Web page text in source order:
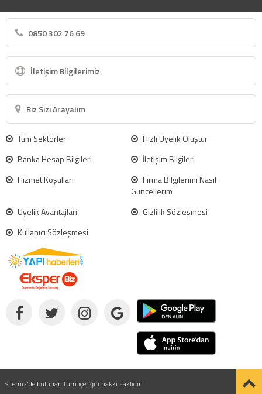
0850 302 76 69
İletişim Bilgilerimiz
Biz Sizi Arayalım
Tüm Sektörler
Hızlı Üyelik Oluştur
Banka Hesap Bilgileri
İletişim Bilgileri
Hizmet Koşulları
Firma Bilgilerimi Nasıl
Güncellerim
Üyelik Avantajları
Gizlilik Sözleşmesi
Kullanıcı Sözleşmesi
Sitemiz'de bulunan tüm içeriğin hakkı saklıdır